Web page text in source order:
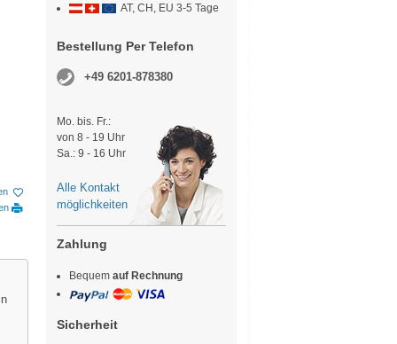
AT, CH, EU 3-5 Tage
Bestellung Per Telefon
+49 6201-878380
Mo. bis. Fr.:
von 8 - 19 Uhr
Sa.: 9 - 16 Uhr
Alle Kontakt
möglichkeiten
Zahlung
Bequem auf Rechnung
Sicherheit